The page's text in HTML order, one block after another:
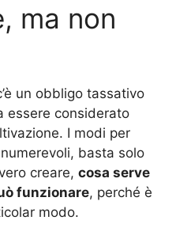
ma non
un obbligo tassativo
essere considerato
I modi per
basta solo
creare, cosa serve
funzionare, perché è
modo.